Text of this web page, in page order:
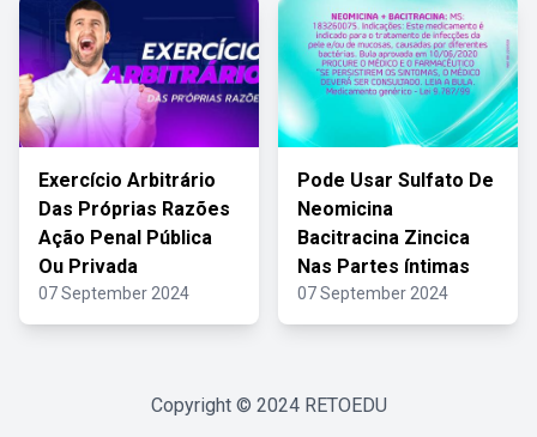
Exercício Arbitrário
Das Próprias Razões
Ação Penal Pública
Ou Privada
07 September 2024
Pode Usar Sulfato De
Neomicina
Bacitracina Zincica
Nas Partes íntimas
07 September 2024
Copyright © 2024 RETOEDU